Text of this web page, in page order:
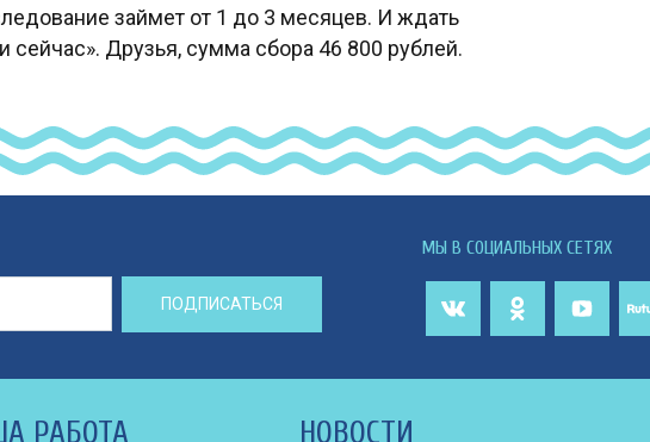
займет от 1 до 3 месяцев. И ждать
Друзья, сумма сбора 46 800 рублей.
ПОДПИСАТЬСЯ
МЫ В СОЦИАЛЬНЫХ СЕТЯХ
РАБОТА НОВОСТИ